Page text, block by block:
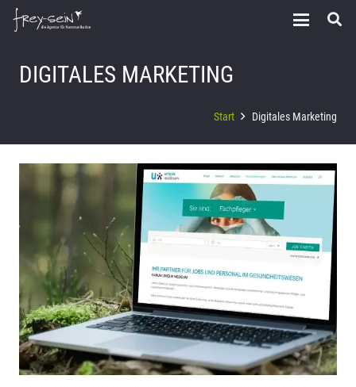
DIGITALES MARKETING
Start Digitales Marketing